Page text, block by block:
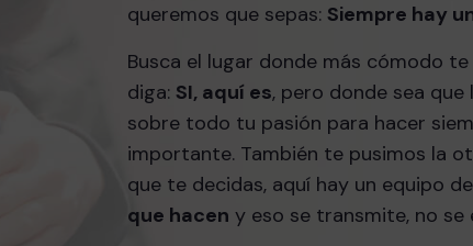
queremos que sepas: Siempre hay
Busca el lugar donde más cómodo
diga: SI, aquí es, pero donde sea
sobre todo tu pasión para hacer
importante. También te pusimos la
que te decidas, aquí hay un equipo de
que hacen y eso se transmite, no se